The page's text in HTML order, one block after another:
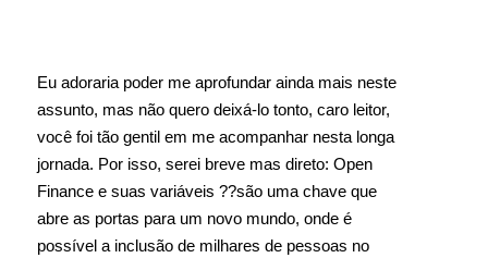
Eu adoraria poder me aprofundar ainda mais neste
assunto, mas não quero deixá-lo tonto, caro leitor,
você foi tão gentil em me acompanhar nesta longa
jornada. Por isso, serei breve mas direto: Open
Finance e suas variáveis ??são uma chave que
abre as portas para um novo mundo, onde é
possível a inclusão de milhares de pessoas no